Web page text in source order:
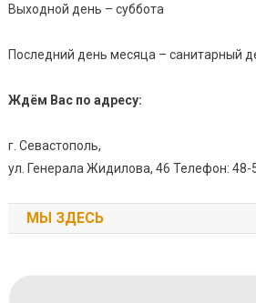
Выходной день – суббота
Последний день месяца – санитарный
Ждём Вас по адресу:
г. Севастополь,
ул. Генерала Жидилова, 46 Телефон: 48-
МЫ ЗДЕСЬ